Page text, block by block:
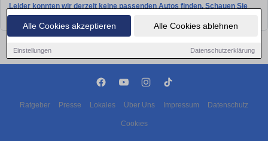
Alle Cookies akzeptieren Alle Cookies ablehnen
Einstellungen Datenschutzerklärung
Leider konnten wir derzeit keine passenden Autos finden. Schauen Sie
bald wieder vorbei!
Ratgeber Presse Lokales Über Uns Impressum Datenschutz
Cookies